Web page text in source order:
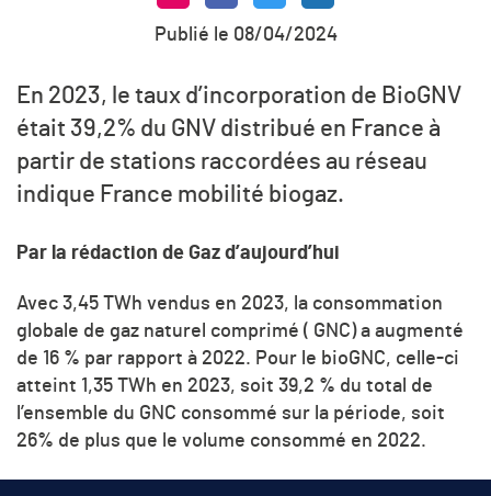
Publié le 08/04/2024
En 2023, le taux d’incorporation de BioGNV
était 39,2% du GNV distribué en France à
partir de stations raccordées au réseau
indique France mobilité biogaz.
Par la rédaction de Gaz d’aujourd’hui
Avec 3,45 TWh vendus en 2023, la consommation
globale de gaz naturel comprimé ( GNC) a augmenté
de 16 % par rapport à 2022. Pour le bioGNC, celle-ci
atteint 1,35 TWh en 2023, soit 39,2 % du total de
l’ensemble du GNC consommé sur la période, soit
26% de plus que le volume consommé en 2022.